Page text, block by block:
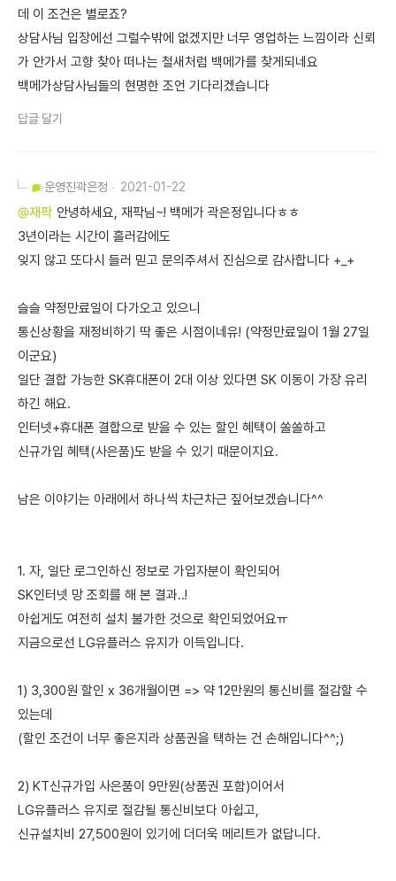
데 이 조건은 별로죠?
상담사님 입장에선 그럴수밖에 없겠지만 너무 영업하는 느낌이라 신뢰
가 안가서 고향 찾아 떠나는 철새처럼 백메가를 찾게되네요
백메가상담사님들의 현명한 조언 기다리겠습니다
답글 달기
운영진곽은정 2021-01-22
@재팍 안녕하세요, 재팍님~! 백메가 곽은정입니다ㅎㅎ
3년이라는 시간이 흘러감에도
잊지 않고 또다시 들러 믿고 문의주셔서 진심으로 감사합니다 +_+
슬슬 약정만료일이 다가오고 있으니
통신상황을 재정비하기 딱 좋은 시점이네유! (약정만료일이 1월 27일
이군요)
일단 결합 가능한 SK휴대폰이 2대 이상 있다면 SK 이동이 가장 유리
하긴 해요.
인터넷+휴대폰 결합으로 받을 수 있는 할인 혜택이 쏠쏠하고
신규가입 혜택(사은품)도 받을 수 있기 때문이지요.
남은 이야기는 아래에서 하나씩 차근차근 짚어보겠습니다^^
1. 자, 일단 로그인하신 정보로 가입자분이 확인되어
SK인터넷 망 조회를 해 본 결과..!
아쉽게도 여전히 설치 불가한 것으로 확인되었어요ㅠ
지금으로선 LG유플러스 유지가 이득입니다.
1) 3,300원 할인 x 36개월이면 => 약 12만원의 통신비를 절감할 수
있는데
(할인 조건이 너무 좋은지라 상품권을 택하는 건 손해입니다^^;)
2) KT신규가입 사은품이 9만원(상품권 포함)이어서
LG유플러스 유지로 절감될 통신비보다 아쉽고,
신규설치비 27,500원이 있기에 더더욱 메리트가 없답니다.